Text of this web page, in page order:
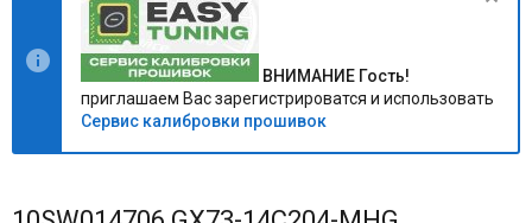
ВНИМАНИЕ Гость!
приглашаем Вас зарегистрироватся и использовать
Сервис калибровки прошивок